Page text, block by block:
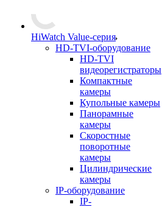
HiWatch Value-серия
HD-TVI-оборудование
HD-TVI
видеорегистраторы
Компактные
камеры
Купольные камеры
Панорамные
камеры
Скоростные
поворотные
камеры
Цилиндрические
камеры
IP-оборудование
IP-